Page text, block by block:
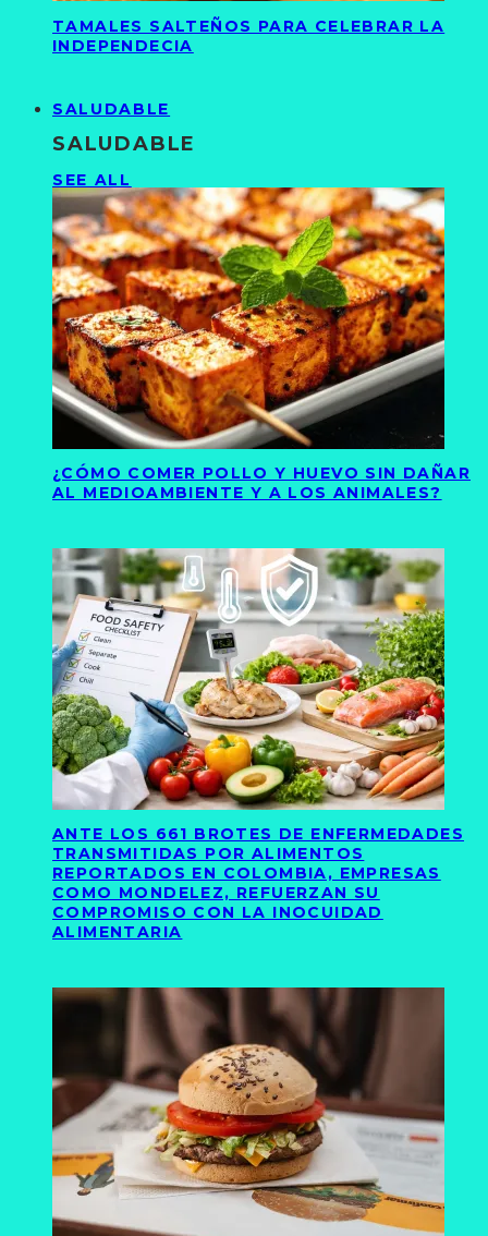
TAMALES SALTEÑOS PARA CELEBRAR LA
INDEPENDECIA
SALUDABLE
SALUDABLE
SEE ALL
¿CÓMO COMER POLLO Y HUEVO SIN DAÑAR
AL MEDIOAMBIENTE Y A LOS ANIMALES?
ANTE LOS 661 BROTES DE ENFERMEDADES
TRANSMITIDAS POR ALIMENTOS
REPORTADOS EN COLOMBIA, EMPRESAS
COMO MONDELEZ, REFUERZAN SU
COMPROMISO CON LA INOCUIDAD
ALIMENTARIA